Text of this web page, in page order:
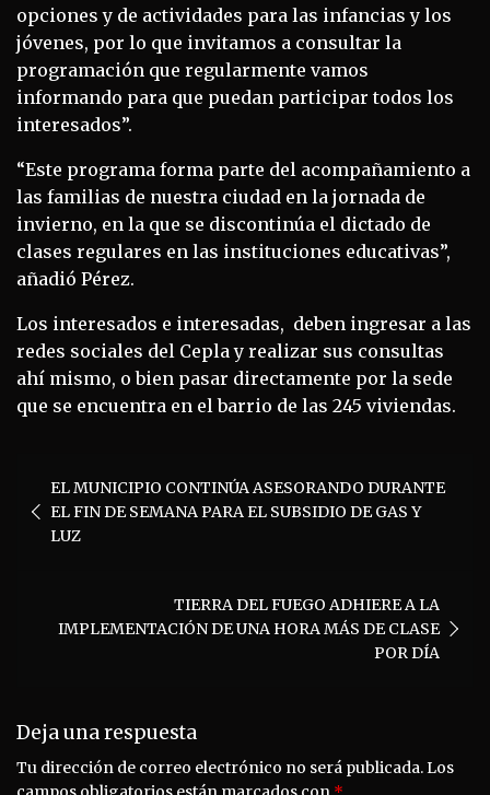
opciones y de actividades para las infancias y los
jóvenes, por lo que invitamos a consultar la
programación que regularmente vamos
informando para que puedan participar todos los
interesados”.
“Este programa forma parte del acompañamiento a
las familias de nuestra ciudad en la jornada de
invierno, en la que se discontinúa el dictado de
clases regulares en las instituciones educativas”,
añadió Pérez.
Los interesados e interesadas, deben ingresar a las
redes sociales del Cepla y realizar sus consultas
ahí mismo, o bien pasar directamente por la sede
que se encuentra en el barrio de las 245 viviendas.
de
entradas
EL MUNICIPIO CONTINÚA ASESORANDO DURANTE
EL FIN DE SEMANA PARA EL SUBSIDIO DE GAS Y
LUZ
TIERRA DEL FUEGO ADHIERE A LA
IMPLEMENTACIÓN DE UNA HORA MÁS DE CLASE
POR DÍA
Deja una respuesta
Tu dirección de correo electrónico no será publicada.Los